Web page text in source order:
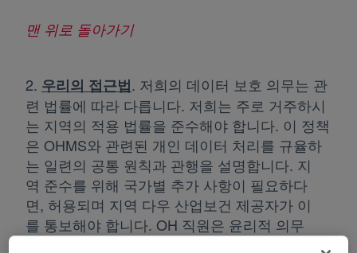
맨 위로 돌아가기
2. 우리의 접근법. 저희의 데이터 보호 의무는 관
련 법률에 따라 다릅니다. 저희는 주로 거주하시
는 지역의 적용 법률을 준수해야 합니다. 이 정책
은 OHMS와 관련된 개인 데이터 처리를 규율하
는 일련의 공통 원칙과 관행을 설명합니다. 지
역 준수를 위해 국가별 추가 사항이 필요하다
면, 허용되며 지역 다우 산업보건 제공자가 이
를 통보해야 합니다. OH 직원은 윤리적 의무